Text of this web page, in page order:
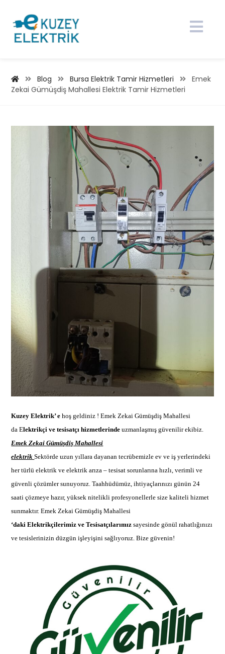
Blog Bursa Elektrik Tamir Hizmetleri
Emek
Zekai Gümüşdiş Mahallesi Elektrik Tamir Hizmetleri
Kuzey Elektrik’ ehoş geldiniz !Emek Zekai Gümüşdiş Mahallesi
da Elektrikçi ve tesisatçı hizmetlerindeuzmanlaşmış güvenilir ekibiz.
Emek Zekai Gümüşdiş Mahallesi
elektrikSektörde uzun yıllara dayanan tecrübemizle ev ve iş yerlerindeki
her türlü elektrik veelektrik arıza – tesisat sorunlarına hızlı, verimli ve
güvenli çözümler sunuyoruz. Taahhüdümüz, ihtiyaçlarınızı günün 24
saati çözmeye hazır, yüksek nitelikli profesyonellerle size kaliteli hizmet
sunmaktır.Emek Zekai Gümüşdiş Mahallesi
‘daki Elektrikçilerimiz ve Tesisatçılarımızsayesinde gönül rahatlığınızı
ve tesislerinizin düzgün işleyişini sağlıyoruz. Bize güvenin!